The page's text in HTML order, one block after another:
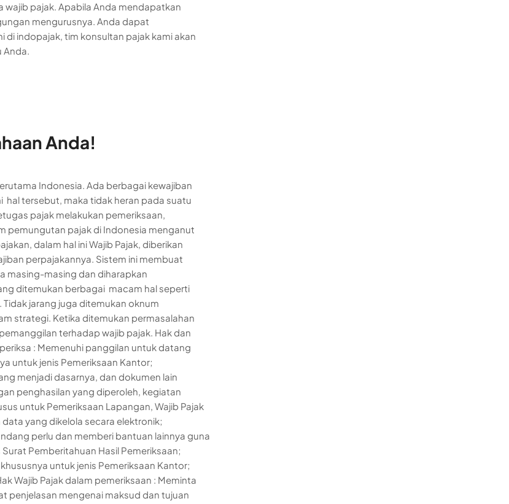
wajib pajak. Apabila Anda mendapatkan
mengurusnya. Anda dapat
di indopajak, tim konsultan pajak kami akan
Anda.
Anda!
Indonesia. Ada berbagai kewajiban
hal tersebut, maka tidak heran pada suatu
pajak melakukan pemeriksaan,
pemungutan pajak di Indonesia menganut
dalam hal ini Wajib Pajak, diberikan
perpajakannya. Sistem ini membuat
masing-masing dan diharapkan
ditemukan berbagai macam hal seperti
jarang juga ditemukan oknum
strategi. Ketika ditemukan permasalahan
terhadap wajib pajak. Hak dan
: Memenuhi panggilan untuk datang
untuk jenis Pemeriksaan Kantor;
menjadi dasarnya, dan dokumen lain
penghasilan yang diperoleh, kegiatan
untuk Pemeriksaan Lapangan, Wajib Pajak
yang dikelola secara elektronik;
perlu dan memberi bantuan lainnya guna
Pemberitahuan Hasil Pemeriksaan;
untuk jenis Pemeriksaan Kantor;
Wajib Pajak dalam pemeriksaan : Meminta
penjelasan mengenai maksud dan tujuan